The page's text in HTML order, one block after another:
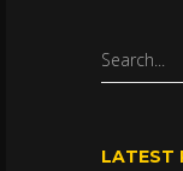
Search
LATEST